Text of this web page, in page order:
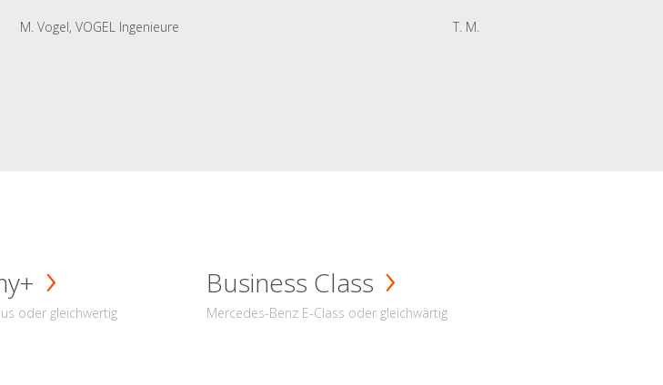
M. Vogel, VOGEL Ingenieure T. M.
oder gleichwertig
Business Class
Mercedes-Benz E-Class oder gleichwärtig